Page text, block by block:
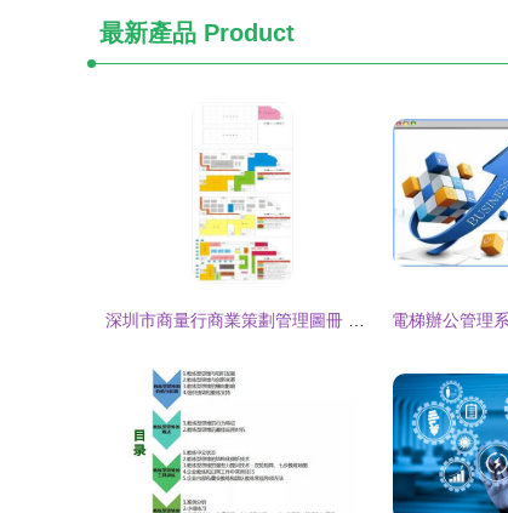
最新產品 Product